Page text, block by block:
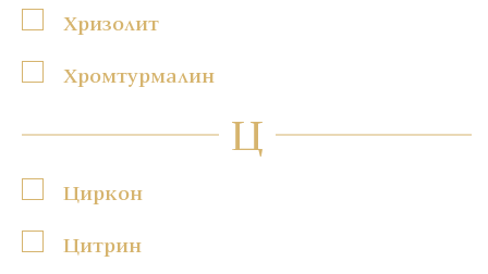
Хризолит
Хромтурмалин
Ц
Циркон
Цитрин